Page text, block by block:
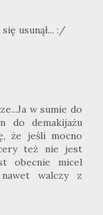
usunął... :/
w sumie do
do demakijażu
że jeśli mocno
też nie jest
obecnie micel
walczy z